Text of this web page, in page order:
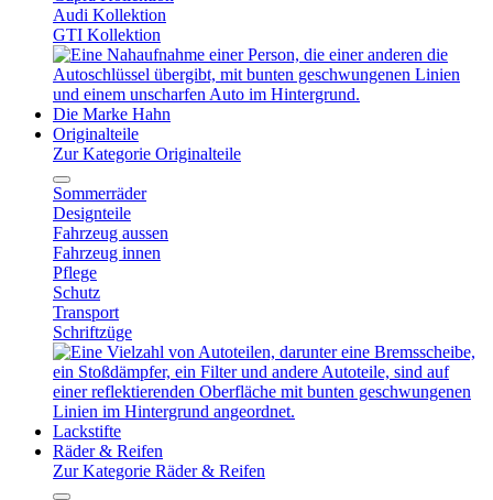
Audi Kollektion
GTI Kollektion
Die Marke Hahn
Originalteile
Zur Kategorie Originalteile
Sommerräder
Designteile
Fahrzeug aussen
Fahrzeug innen
Pflege
Schutz
Transport
Schriftzüge
Lackstifte
Räder & Reifen
Zur Kategorie Räder & Reifen